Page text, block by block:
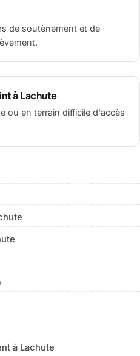
de soutènement et de
à Lachute
ou en terrain difficile d'accès
à Lachute